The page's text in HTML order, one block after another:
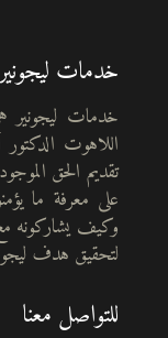
خدمات ليجونير
خدمات ليجونير
تقديم الحق
على معرفة ما
وكيف يشاركونه
لتحقيق هدف
للتواصل معنا